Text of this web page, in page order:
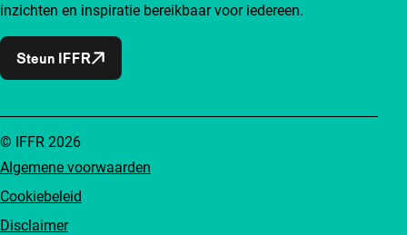
inzichten en inspiratie bereikbaar voor iedereen.
Steun IFFR
Algemene voorwaarden
Cookiebeleid
Disclaimer
© IFFR 2026